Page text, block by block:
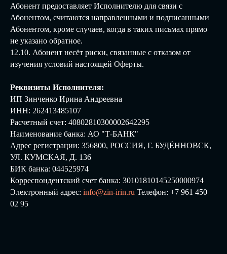
Абонент предоставляет Исполнителю для связи с
Абонентом, считаются направленными и подписанными
Абонентом, кроме случаев, когда в таких письмах прямо
не указано обратное.
12.10. Абонент несёт риски, связанные с отказом от
изучения условий настоящей Оферты.
Реквизиты Исполнителя:
ИП Зинченко Ирина Андреевна
ИНН: 262413485107
Расчетный счет: 40802810300002642295
Наименование банка: АО "Т-БАНК"
Адрес регистрации: 356800, РОССИЯ, Г. БУДЁННОВСК,
УЛ. КУМСКАЯ, Д. 136
БИК банка: 044525974
Корреспондентский счет банка: 30101810145250000974
Электронный адрес: info@zin-irin.ru Телефон: +7 961 450
02 95